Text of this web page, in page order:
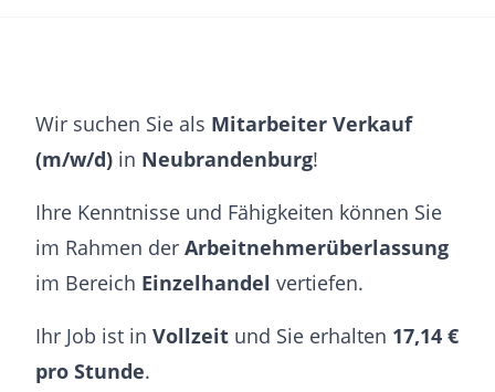
Wir suchen Sie als Mitarbeiter Verkauf
(m/w/d) in Neubrandenburg!
Ihre Kenntnisse und Fähigkeiten können Sie
im Rahmen der Arbeitnehmerüberlassung
im Bereich Einzelhandel vertiefen.
Ihr Job ist in Vollzeit und Sie erhalten 17,14 €
pro Stunde.